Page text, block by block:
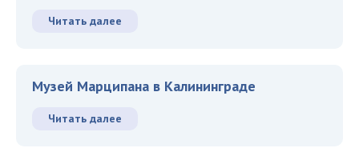
Читать далее
Музей Марципана в Калининграде
Читать далее